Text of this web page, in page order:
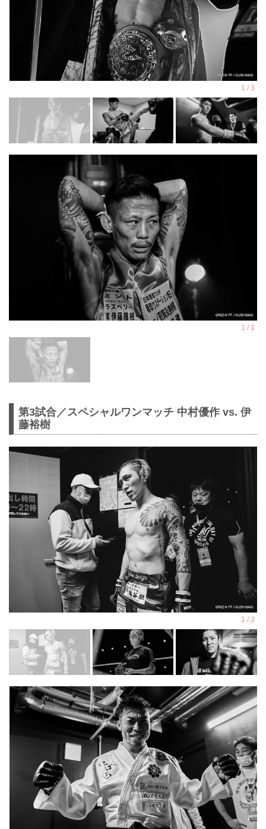
第3試合／スペシャルワンマッチ 中村優作 vs. 伊
藤裕樹